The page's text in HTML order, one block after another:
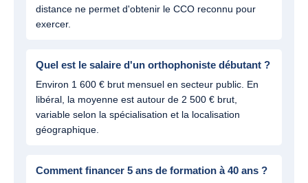
distance ne permet d'obtenir le CCO reconnu pour
exercer.
Quel est le salaire d'un orthophoniste débutant ?
Environ 1 600 € brut mensuel en secteur public. En
libéral, la moyenne est autour de 2 500 € brut,
variable selon la spécialisation et la localisation
géographique.
Comment financer 5 ans de formation à 40 ans ?